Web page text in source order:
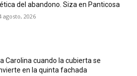
del abandono. Siza en Panticosa
agosto, 2026
Carolina cuando la cubierta se
en la quinta fachada